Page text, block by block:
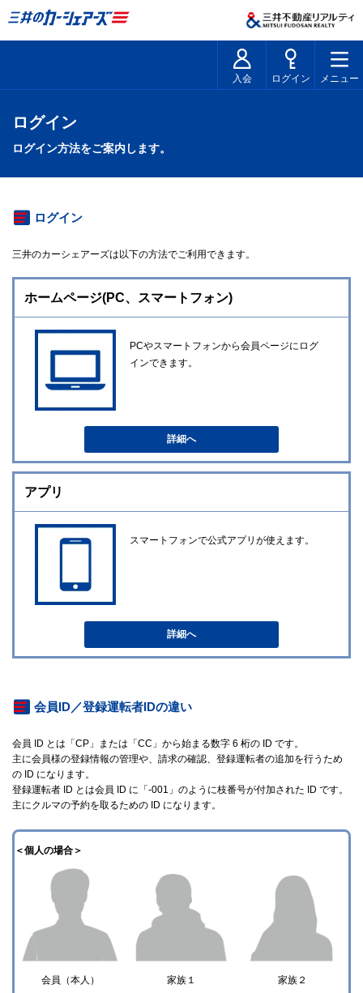
入会 ログイン メニュー
ログイン
ログイン方法をご案内します。
ログイン
三井のカーシェアーズは以下の方法でご利用できます。
ホームページ(PC、スマートフォン)
PCやスマートフォンから会員ページにログ
インできます。
詳細へ
アプリ
スマートフォンで公式アプリが使えます。
詳細へ
会員ID／登録運転者IDの違い
会員 ID とは「CP」または「CC」から始まる数字 6 桁の ID です。
主に会員様の登録情報の管理や、請求の確認、登録運転者の追加を行うため
の ID になります。
登録運転者 ID とは会員 ID に「-001」のように枝番号が付加された ID です。
主にクルマの予約を取るための ID になります。
＜個人の場合＞
会員（本人） 家族１ 家族２